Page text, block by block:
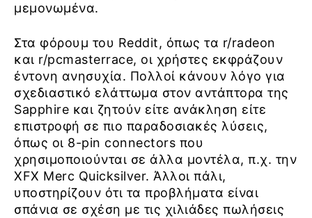
μεμονωμένα.
Στα φόρουμ του Reddit, όπως τα r/radeon
και r/pcmasterrace, οι χρήστες εκφράζουν
έντονη ανησυχία. Πολλοί κάνουν λόγο για
σχεδιαστικό ελάττωμα στον αντάπτορα της
Sapphire και ζητούν είτε ανάκληση είτε
επιστροφή σε πιο παραδοσιακές λύσεις,
όπως οι 8-pin connectors που
χρησιμοποιούνται σε άλλα μοντέλα, π.χ. την
XFX Merc Quicksilver. Άλλοι πάλι,
υποστηρίζουν ότι τα προβλήματα είναι
σπάνια σε σχέση με τις χιλιάδες πωλήσεις